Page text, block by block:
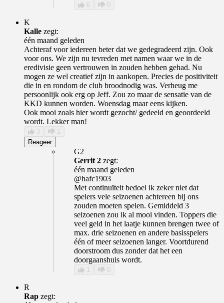
6 0
K
Kalle zegt:
één maand geleden
Achteraf voor iedereen beter dat we gedegradeerd zijn. Ook
voor ons. We zijn nu tevreden met namen waar we in de
eredivisie geen vertrouwen in zouden hebben gehad. Nu
mogen ze wel creatief zijn in aankopen. Precies de positiviteit
die in en rondom de club broodnodig was. Verheug me
persoonlijk ook erg op Jeff. Zou zo maar de sensatie van de
KKD kunnen worden. Woensdag maar eens kijken.
Ook mooi zoals hier wordt gezocht/ gedeeld en geoordeeld
wordt. Lekker man!
3
1
Reageer
G2
Gerrit 2 zegt:
één maand geleden
@hafc1903
Met continuïteit bedoel ik zeker niet dat
spelers vele seizoenen achtereen bij ons
zouden moeten spelen. Gemiddeld 3
seizoenen zou ik al mooi vinden. Toppers die
veel geld in het laatje kunnen brengen twee of
max. drie seizoenen en andere basisspelers
één of meer seizoenen langer. Voortdurend
doorstroom dus zonder dat het een
doorgaanshuis wordt.
1 0
R
Rap zegt: